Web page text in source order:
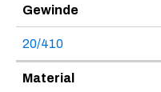
Gewinde
20/410
Material